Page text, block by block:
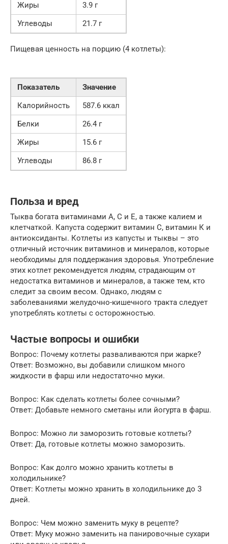
Жиры
3.9 г
Углеводы
21.7 г
Пищевая ценность на порцию (4 котлеты):
Показатель
Значение
Калорийность
587.6 ккал
Белки
26.4 г
Жиры
15.6 г
Углеводы
86.8 г
Польза и вред
Тыква богата витаминами А, С и Е, а также калием и
клетчаткой. Капуста содержит витамин С, витамин К и
антиоксиданты. Котлеты из капусты и тыквы – это
отличный источник витаминов и минералов, которые
необходимы для поддержания здоровья. Употребление
этих котлет рекомендуется людям, страдающим от
недостатка витаминов и минералов, а также тем, кто
следит за своим весом. Однако, людям с
заболеваниями желудочно-кишечного тракта следует
употреблять котлеты с осторожностью.
Частые вопросы и ошибки
Вопрос: Почему котлеты разваливаются при жарке?
Ответ: Возможно, вы добавили слишком много
жидкости в фарш или недостаточно муки.
Вопрос: Как сделать котлеты более сочными?
Ответ: Добавьте немного сметаны или йогурта в фарш.
Вопрос: Можно ли заморозить готовые котлеты?
Ответ: Да, готовые котлеты можно заморозить.
Вопрос: Как долго можно хранить котлеты в
холодильнике?
Ответ: Котлеты можно хранить в холодильнике до 3
дней.
Вопрос: Чем можно заменить муку в рецепте?
Ответ: Муку можно заменить на панировочные сухари